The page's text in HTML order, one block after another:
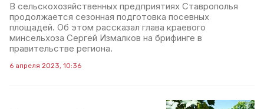
В сельскохозяйственных предприятиях Ставрополья
продолжается сезонная подготовка посевных
площадей. Об этом рассказал глава краевого
минсельхоза Сергей Измалков на брифинге в
правительстве региона.
6 апреля 2023, 10:36